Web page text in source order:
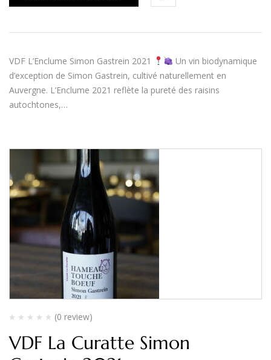
VDF L’Enclume Simon Gastrein 2021
Un vin biodynamique
d’exception de Simon Gastrein, cultivé naturellement en
Auvergne. L’Enclume 2021 reflète la pureté des raisins
autochtones,…
(0 review)
VDF La Curatte Simon